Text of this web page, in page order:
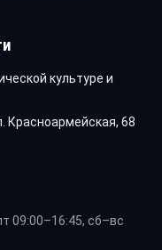
культуре и
Красноармейская, 68
09:00–16:45, сб–вс